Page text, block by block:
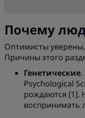
Почему
Оптимисты
Причины этого
Генетические
Psychological
рождаются [1].
воспринимать